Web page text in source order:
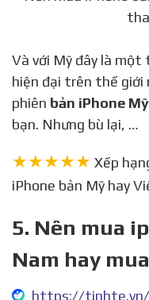
Và với Mỹ đây là một thị trường lớn về công nghệ
hiện đại trên thế giới
phiên bản iPhone Mỹ
bạn. Nhưng bù lại, …
★★★★★ Xếp
iPhone bản Mỹ hay
5. Nên mua
Nam hay